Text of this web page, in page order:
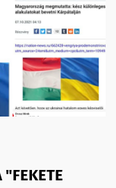
"FEKETE